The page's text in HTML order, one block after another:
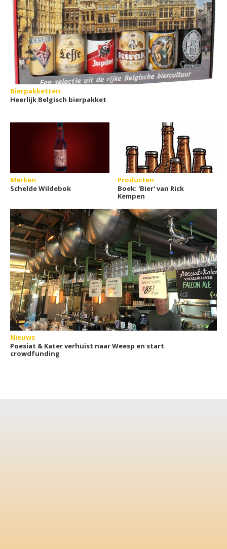
Bierpakketten
Heerlijk Belgisch bierpakket
Merken
Schelde Wildebok
Producten
Boek: 'Bier' van Rick
Kempen
Nieuws
Poesiat & Kater verhuist naar Weesp en start
crowdfunding